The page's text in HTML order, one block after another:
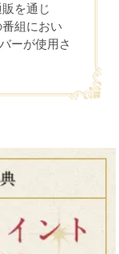
を通じ
組におい
ーが使用さ